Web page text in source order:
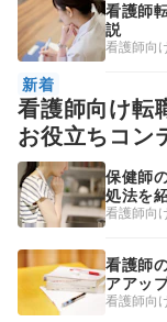
看護師
説
看護師向
新着
看護師向け転
お役立ちコン
保健師
処法を
看護師向
看護師
アアッ
看護師向